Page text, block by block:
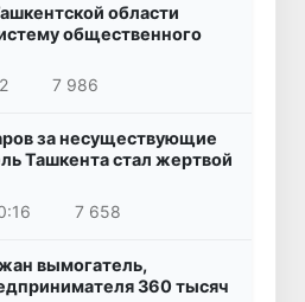
области
общественного
7 986
за несуществующие
Ташкента стал жертвой
7 658
вымогатель,
360 тысяч